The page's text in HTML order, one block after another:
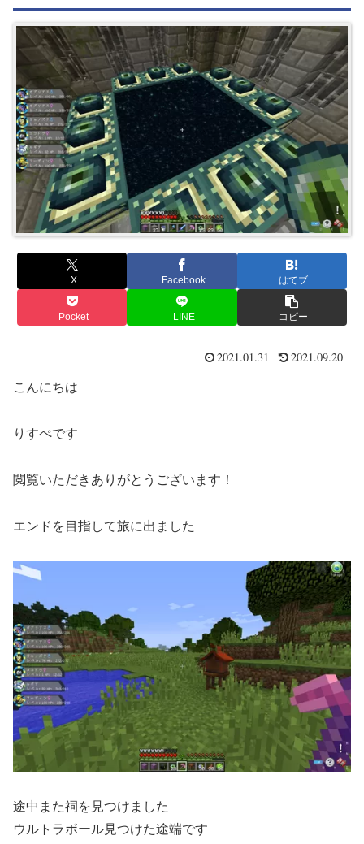
X Facebook はてブ
Pocket LINE コピー
2021.01.31 2021.09.20
こんにちは
りすぺです
閲覧いただきありがとうございます！
エンドを目指して旅に出ました
途中また祠を見つけました
ウルトラボール見つけた途端です